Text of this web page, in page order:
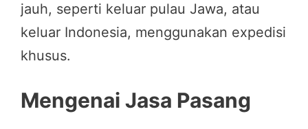
jauh, seperti keluar pulau Jawa, atau
keluar Indonesia, menggunakan expedisi
khusus.
Mengenai Jasa Pasang